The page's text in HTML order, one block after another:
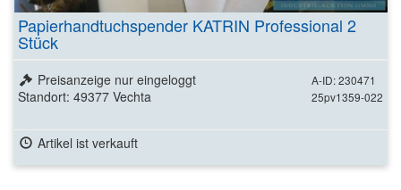
Papierhandtuchspender KATRIN Professional 2
Stück
A-ID: 230471
25pv1359-022
Preisanzeige nur eingeloggt
Standort: 49377 Vechta
Artikel ist verkauft